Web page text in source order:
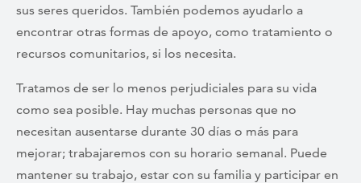
sus seres queridos. También podemos ayudarlo a
encontrar otras formas de apoyo, como tratamiento o
recursos comunitarios, si los necesita.
Tratamos de ser lo menos perjudiciales para su vida
como sea posible. Hay muchas personas que no
necesitan ausentarse durante 30 días o más para
mejorar; trabajaremos con su horario semanal. Puede
mantener su trabajo, estar con su familia y participar en